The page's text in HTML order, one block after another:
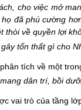
cho việc mở
đã phú cường
thòi về quyền lợi
tổn thất gì cho
tích về một
dân trí, bồi
vai trò của tầng